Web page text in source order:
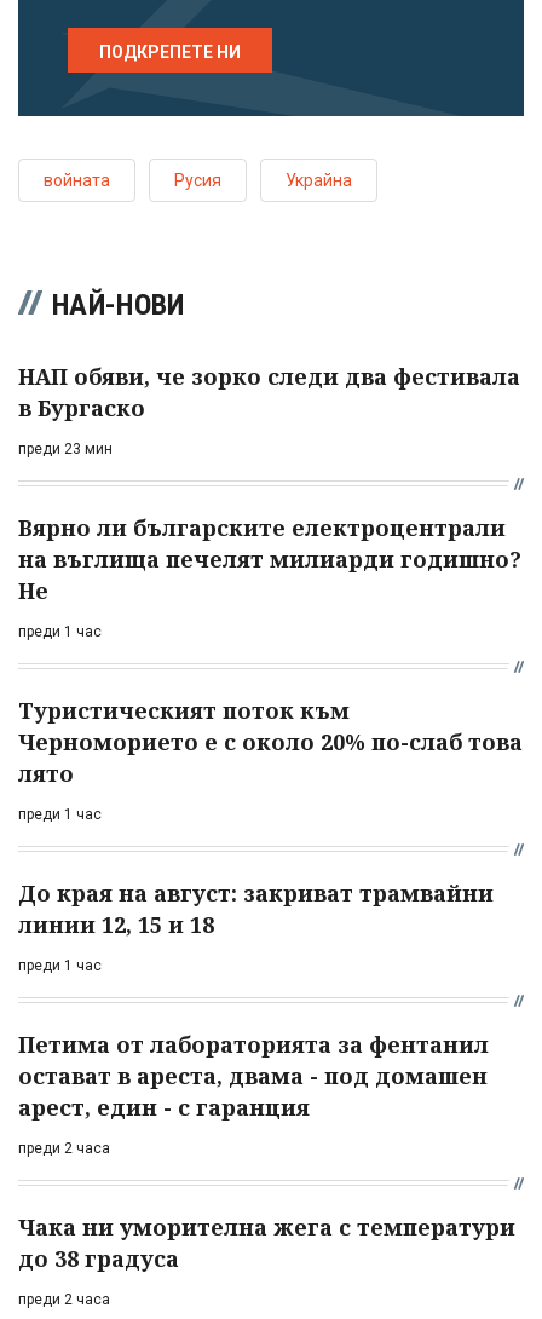
ПОДКРЕПЕТЕ НИ
войната Русия Украйна
НАЙ-НОВИ
НАП обяви, че зорко следи два фестивала
в Бургаско
преди 23 мин
Вярно ли българските електроцентрали
на въглища печелят милиарди годишно?
Не
преди 1 час
Туристическият поток към
Черноморието е с около 20% по-слаб това
лято
преди 1 час
До края на август: закриват трамвайни
линии 12, 15 и 18
преди 1 час
Петима от лабораторията за фентанил
остават в ареста, двама - под домашен
арест, един - с гаранция
преди 2 часа
Чака ни уморителна жега с температури
до 38 градуса
преди 2 часа